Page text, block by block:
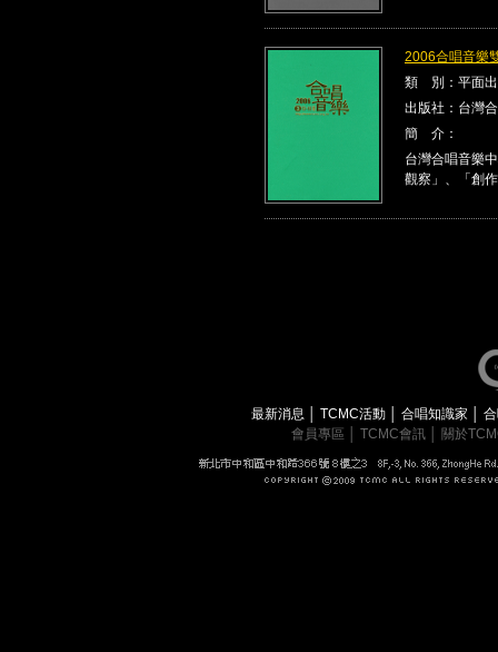
2006合唱音樂
類 別：平面
出版社：台灣
簡 介：
台灣合唱音樂
觀察」、「創
最新消息 TCMC活動 合唱知識家
會員專區
TCMC會訊 關於